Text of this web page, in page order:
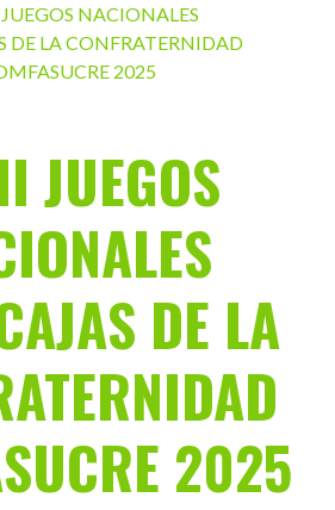
JUEGOS
DE LA
2025